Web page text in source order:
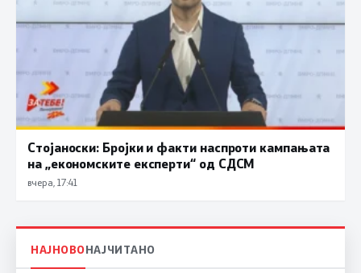
Стојаноски: Бројки и факти наспроти кампањата
на „економските експерти“ од СДСM
вчера, 17:41
НАЈНОВОНАЈЧИТАНО